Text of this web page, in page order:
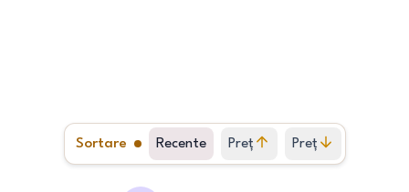
Sortare Recente Preț
crescător
Preț
descrescător